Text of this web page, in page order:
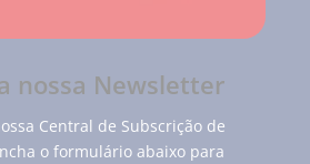
nossa Newsletter
Central de Subscrição de
o formulário abaixo para